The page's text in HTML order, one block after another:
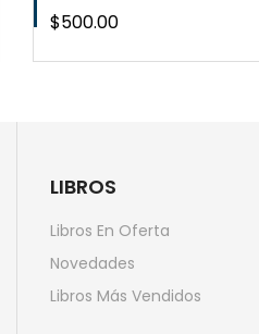
Precio
$500.00
LIBROS
Libros En Oferta
Novedades
Libros Más Vendidos